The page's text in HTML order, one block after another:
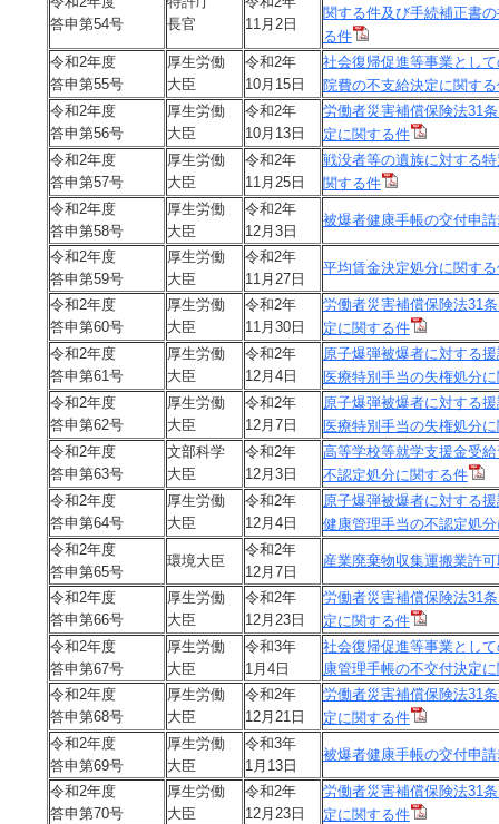
答申第54号
長官
11月2日
関する件及び手続補正書
る件
令和2年度
答申第55号
厚生労働
大臣
令和2年
10月15日
社会復帰促進等事業とし
院費の不支給決定に関す
令和2年度
答申第56号
厚生労働
大臣
令和2年
10月13日
労働者災害補償保険法31
定に関する件
令和2年度
答申第57号
厚生労働
大臣
令和2年
11月25日
戦没者等の遺族に対する
関する件
令和2年度
答申第58号
厚生労働
大臣
令和2年
12月3日
被爆者健康手帳の交付申
令和2年度
答申第59号
厚生労働
大臣
令和2年
11月27日
平均賃金決定処分に関す
令和2年度
答申第60号
厚生労働
大臣
令和2年
11月30日
労働者災害補償保険法31
定に関する件
令和2年度
答申第61号
厚生労働
大臣
令和2年
12月4日
原子爆弾被爆者に対する
医療特別手当の失権処分
令和2年度
答申第62号
厚生労働
大臣
令和2年
12月7日
原子爆弾被爆者に対する
医療特別手当の失権処分
令和2年度
答申第63号
文部科学
大臣
令和2年
12月3日
高等学校等就学支援金受
不認定処分に関する件
令和2年度
答申第64号
厚生労働
大臣
令和2年
12月4日
原子爆弾被爆者に対する
健康管理手当の不認定処
令和2年度
答申第65号
環境大臣
令和2年
12月7日
産業廃棄物収集運搬業許
令和2年度
答申第66号
厚生労働
大臣
令和2年
12月23日
労働者災害補償保険法31
定に関する件
令和2年度
答申第67号
厚生労働
大臣
令和3年
1月4日
社会復帰促進等事業とし
康管理手帳の不交付決定
令和2年度
答申第68号
厚生労働
大臣
令和2年
12月21日
労働者災害補償保険法31
定に関する件
令和2年度
答申第69号
厚生労働
大臣
令和3年
1月13日
被爆者健康手帳の交付申
令和2年度
答申第70号
厚生労働
大臣
令和2年
12月23日
労働者災害補償保険法31
定に関する件